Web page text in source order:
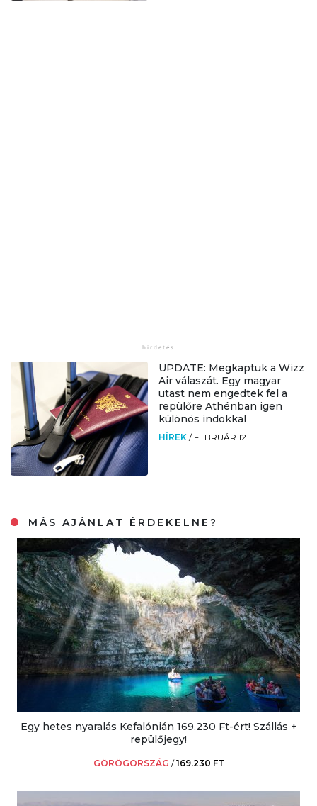
UPDATE: Megkaptuk a Wizz
Air válaszát. Egy magyar
utast nem engedtek fel a
repülőre Athénban igen
különös indokkal
HÍREK / FEBRUÁR 12.
MÁS AJÁNLAT ÉRDEKELNE?
Egy hetes nyaralás Kefalónián 169.230 Ft-ért! Szállás +
repülőjegy!
GÖRÖGORSZÁG /169.230 FT